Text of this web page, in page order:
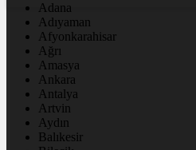
Adana
Adıyaman
Afyonkarahisar
Ağrı
Amasya
Ankara
Antalya
Artvin
Aydın
Balıkesir